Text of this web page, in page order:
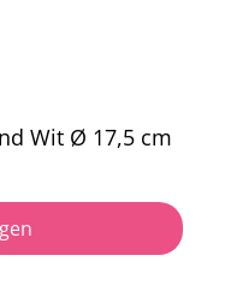
Wit Ø 17,5 cm